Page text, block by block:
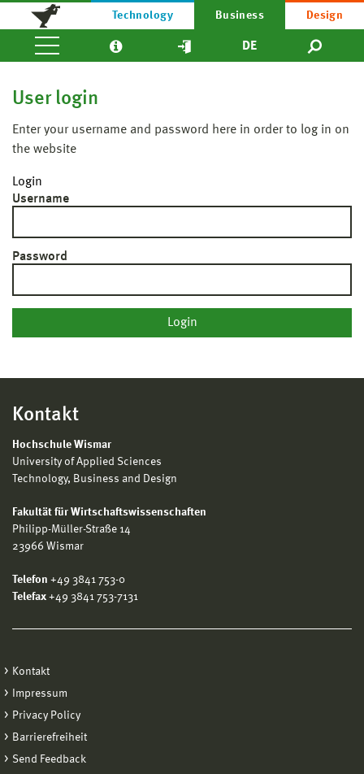
Technology Business Design
DE
User login
Enter your username and password here in order to log in on
the website
Login
Username
Password
Kontakt
Hochschule Wismar
University of Applied Sciences
Technology, Business and Design
Fakultät für Wirtschaftswissenschaften
Philipp-Müller-Straße 14
23966 Wismar
Telefon +49 3841 753-0
Telefax +49 3841 753-7131
Kontakt
Impressum
Privacy Policy
Barrierefreiheit
Send Feedback